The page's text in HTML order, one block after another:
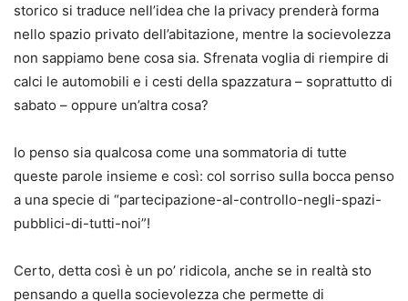
storico si traduce nell’idea che la privacy prenderà forma
nello spazio privato dell’abitazione, mentre la socievolezza
non sappiamo bene cosa sia. Sfrenata voglia di riempire di
calci le automobili e i cesti della spazzatura – soprattutto di
sabato – oppure un’altra cosa?
Io penso sia qualcosa come una sommatoria di tutte
queste parole insieme e così: col sorriso sulla bocca penso
a una specie di “partecipazione-al-controllo-negli-spazi-
pubblici-di-tutti-noi”!
Certo, detta così è un po’ ridicola, anche se in realtà sto
pensando a quella socievolezza che permette di